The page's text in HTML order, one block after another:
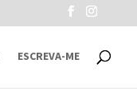
ESCREVA-ME